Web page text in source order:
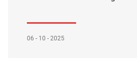
06 - 10 - 2025